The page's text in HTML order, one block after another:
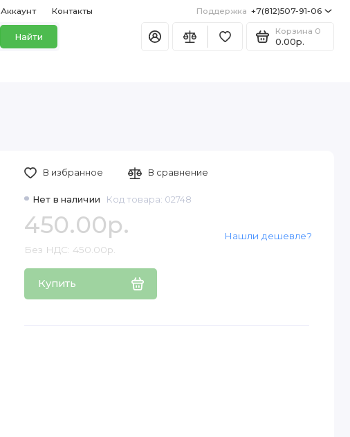
Аккаунт Контакты Поддержка +7(812)507-91-06
Найти
Корзина 0
0.00р.
Нет в наличии Код товара: 02748
450.00р.
Без НДС: 450.00р.
Купить
Нашли дешевле?
В избранное В сравнение